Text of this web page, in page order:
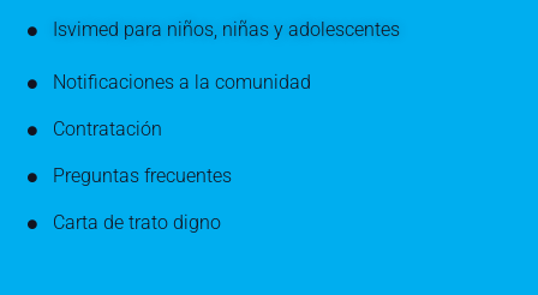
Isvimed para niños, niñas y adolescentes
Notificaciones a la comunidad
Contratación
Preguntas frecuentes
Carta de trato digno